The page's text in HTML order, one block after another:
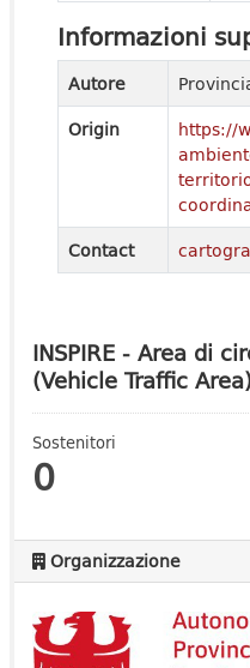
INSPIRE - Area di
(Vehicle Traffic
Sostenitori
0
Organizzazione
Informazioni
Autore
Origin
https://
Contact